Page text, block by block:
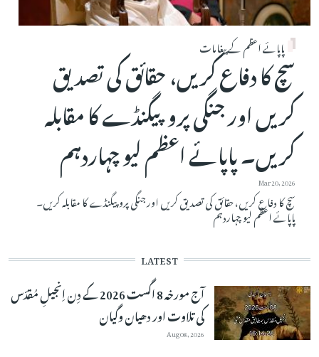
پاپائے اعظم کے پیغامات
سچ کا دفاع کریں، حقائق کی تصدیق
کریں اور جنگی پروپیگنڈے کا مقابلہ
کریں۔ پاپائے اعظم لیو چہاردہم
Mar 20, 2026
سچ کا دفاع کریں، حقائق کی تصدیق کریں اور جنگی پروپیگنڈے کا مقابلہ کریں۔
پاپائے اعظم لیو چہاردہم
LATEST
آج مورخہ 8 اگست 2026 کے دِن اِنجیلِ مُقدّس
کی تلاوت اور دھیان وگیان
Aug 08, 2026